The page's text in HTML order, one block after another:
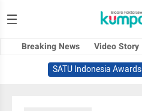
Breaking News Video Story
SATU Indonesia Awards